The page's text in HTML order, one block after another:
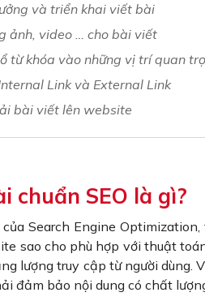
và triển khai viết bài
ảnh, video … cho bài viết
từ khóa vào những vị trí quan
Link và External Link
bài viết lên website
chuẩn SEO là gì?
Search Engine
sao cho phù hợp với thuật
lượng truy cập từ người dùng.
đảm bảo nội dung có chất